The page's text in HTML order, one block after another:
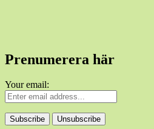
Prenumerera här
Your email: